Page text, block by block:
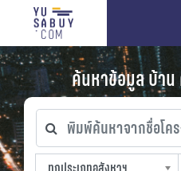
ค้นหาข้อมูล บ้าน
พิมพ์ค้นหาจากชื่อโครงกา
ทุกประเภทอสังหาฯ
ทุกทำเลที่ตั้ง